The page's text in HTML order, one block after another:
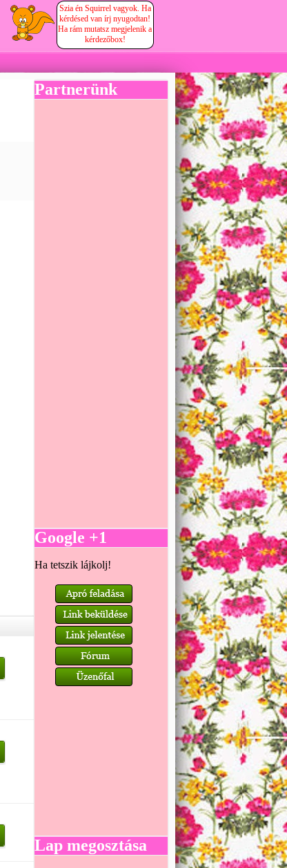
Szia én Squirrel vagyok. Ha
kérdésed van írj nyugodtan!
Ha rám mutatsz megjelenik a
kérdezőbox!
Partnerünk
Google +1
Ha tetszik lájkolj!
Lap megosztása